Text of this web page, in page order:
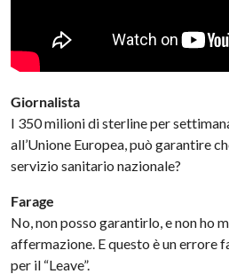
Giornalista
I 350 milioni di sterline per
all’Unione Europea, può garantire
servizio sanitario nazionale?
Farage
No, non posso garantirlo, e non ho
affermazione. E questo è un errore
per il “Leave”.